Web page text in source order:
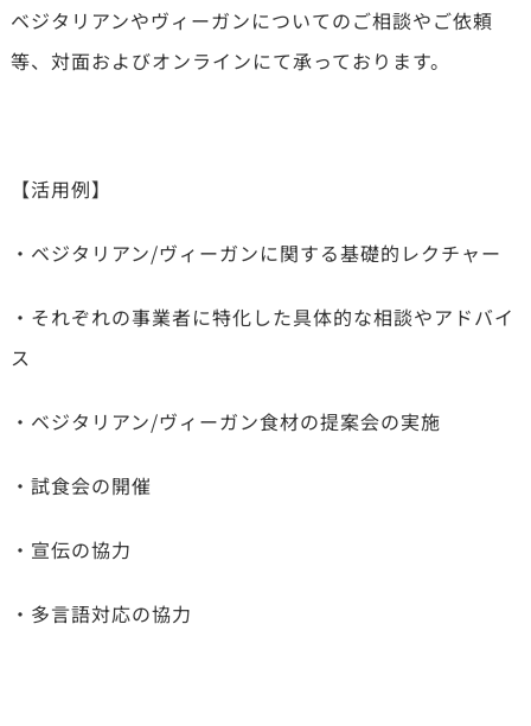
ベジタリアンやヴィーガンについてのご相談やご依頼
等、対面およびオンラインにて承っております。
【活用例】
・ベジタリアン/ヴィーガンに関する基礎的レクチャー
・それぞれの事業者に特化した具体的な相談やアドバイ
ス
・ベジタリアン/ヴィーガン食材の提案会の実施
・試食会の開催
・宣伝の協力
・多言語対応の協力